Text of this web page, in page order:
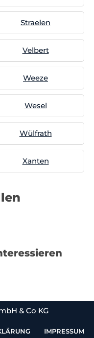
Straelen
Velbert
Weeze
Wesel
Wülfrath
Xanten
& Co KG
IMPRESSUM